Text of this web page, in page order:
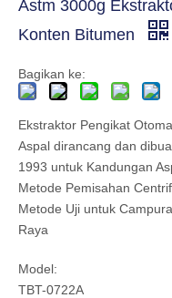
Astm 3000g
Konten Bitumen
Bagikan ke:
Ekstraktor Pengikat
Aspal dirancang dan
1993 untuk Kandungan
Metode Pemisahan
Metode Uji untuk
Raya
Model:
TBT-0722A